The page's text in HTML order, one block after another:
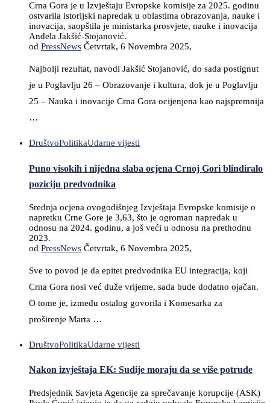
Crna Gora je u Izvještaju Evropske komisije za 2025. godinu
ostvarila istorijski napredak u oblastima obrazovanja, nauke i
inovacija, saopštila je ministarka prosvjete, nauke i inovacija
Anđela Jakšić-Stojanović.
od PressNews Četvrtak, 6 Novembra 2025,
Najbolji rezultat, navodi Jakšić Stojanović, do sada postignut
je u Poglavlju 26 – Obrazovanje i kultura, dok je u Poglavlju
25 – Nauka i inovacije Crna Gora ocijenjena kao najspremnija
…
DruštvoPolitikaUdarne vijesti
Puno visokih i nijedna slaba ocjena Crnoj Gori blindiralo
poziciju predvodnika
Srednja ocjena ovogodišnjeg Izvještaja Evropske komisije o
napretku Crne Gore je 3,63, što je ogroman napredak u
odnosu na 2024. godinu, a još veći u odnosu na prethodnu
2023.
od PressNews Četvrtak, 6 Novembra 2025,
Sve to povod je da epitet predvodnika EU integracija, koji
Crna Gora nosi već duže vrijeme, sada bude dodatno ojačan.
O tome je, između ostalog govorila i Komesarka za
proširenje Marta …
DruštvoPolitikaUdarne vijesti
Nakon izvještaja EK: Sudije moraju da se više potrude
Predsjednik Savjeta Agencije za sprečavanje korupcije (ASK)